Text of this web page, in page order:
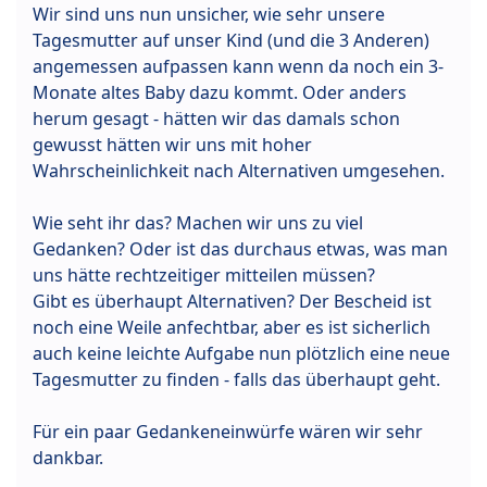
Wir sind uns nun unsicher, wie sehr unsere
Tagesmutter auf unser Kind (und die 3 Anderen)
angemessen aufpassen kann wenn da noch ein 3-
Monate altes Baby dazu kommt. Oder anders
herum gesagt - hätten wir das damals schon
gewusst hätten wir uns mit hoher
Wahrscheinlichkeit nach Alternativen umgesehen.
Wie seht ihr das? Machen wir uns zu viel
Gedanken? Oder ist das durchaus etwas, was man
uns hätte rechtzeitiger mitteilen müssen?
Gibt es überhaupt Alternativen? Der Bescheid ist
noch eine Weile anfechtbar, aber es ist sicherlich
auch keine leichte Aufgabe nun plötzlich eine neue
Tagesmutter zu finden - falls das überhaupt geht.
Für ein paar Gedankeneinwürfe wären wir sehr
dankbar.